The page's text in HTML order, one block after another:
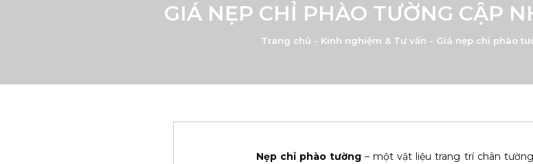
GIÁ NẸP CHỈ PHÀO TƯỜNG CẬP
Trang chủ - Kinh nghiệm & Tư vấn - Giá nẹp chỉ phào
Nẹp chỉ phào tường – một vật liệu trang trí chân